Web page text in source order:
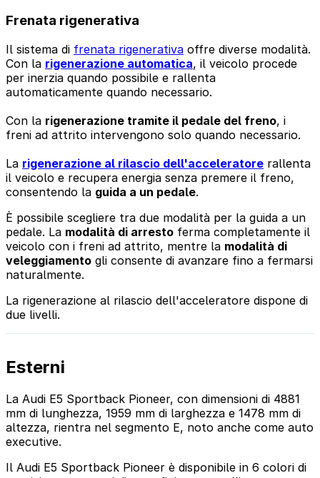
Frenata rigenerativa
Il sistema di frenata rigenerativa offre diverse modalità.
Con la rigenerazione automatica, il veicolo procede
per inerzia quando possibile e rallenta
automaticamente quando necessario.
Con la rigenerazione tramite il pedale del freno, i
freni ad attrito intervengono solo quando necessario.
La rigenerazione al rilascio dell'acceleratore rallenta
il veicolo e recupera energia senza premere il freno,
consentendo la guida a un pedale.
È possibile scegliere tra due modalità per la guida a un
pedale. La modalità di arresto ferma completamente il
veicolo con i freni ad attrito, mentre la modalità di
veleggiamento gli consente di avanzare fino a fermarsi
naturalmente.
La rigenerazione al rilascio dell'acceleratore dispone di
due livelli.
Esterni
La Audi E5 Sportback Pioneer, con dimensioni di 4881
mm di lunghezza, 1959 mm di larghezza e 1478 mm di
altezza, rientra nel segmento E, noto anche come auto
executive.
Il Audi E5 Sportback Pioneer è disponibile in 6 colori di